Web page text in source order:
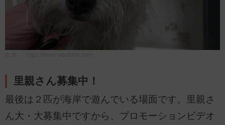
里親さん募集中！
最後は２匹が海岸で遊んでいる場面です。里親さ
ん大・大募集中ですから、プロモーションビデオ